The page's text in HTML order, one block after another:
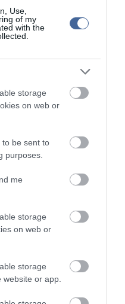
Use,
of my
with the
storage
on web or
to be sent to
purposes.
me
storage
on web or
storage
or app.
az alapszabadság
megszüntetését,
munkaidőt, július 1-je
követelik. Az
tartozó
fogalmaztak meg, a
béremelést és
fordított költségvetés
a "rabszolgatörvény"
továbbá a Nemzeti